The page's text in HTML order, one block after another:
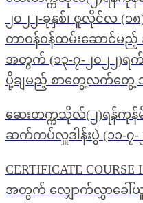
၂၀၂၂-ခုနှစ်၊ ဇူလိုင်လ (၁
တာဝန်ဝန်ထမ်းဆောင်မည့်
အတွက် (၁၃-၇-၂၀၂၂)ရ
ပို့ချမည့် စာတွေ့လက်တွေ့
ဆေးတက္ကသိုလ်(၂)ရန်ကုန်
ဆက်ကပ်လှူဒါန်းပွဲ (၁၁-၇-
CERTIFICATE
အတွက် လျှောက်လွှာခေါ်ယူ